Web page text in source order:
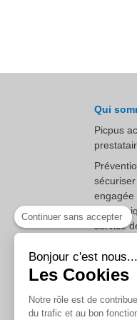
Qui
Picpus
engagée
service
simple,
Continuer sans accepter
Bonjour c'est nous...
Les Cookies
Notre rôle est de
du trafic et au bon